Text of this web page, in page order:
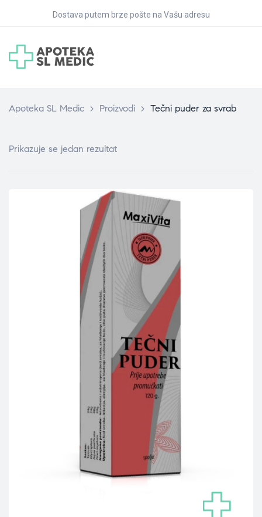
Dostava putem brze pošte na Vašu adresu
Apoteka SL Medic > Proizvodi > Tečni puder za svrab
Prikazuje se jedan rezultat